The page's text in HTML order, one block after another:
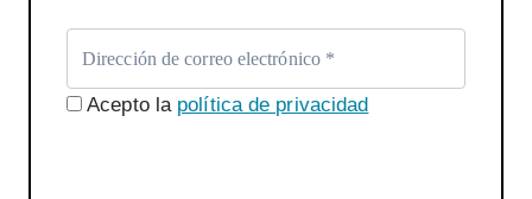
Acepto la política de privacidad